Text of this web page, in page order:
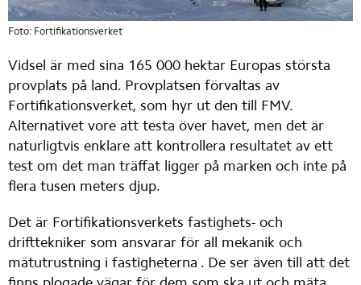
Foto: Fortifikationsverket
Vidsel är med sina 165 000 hektar Europas största
provplats på land. Provplatsen förvaltas av
Fortifikationsverket, som hyr ut den till FMV.
Alternativet vore att testa över havet, men det är
naturligtvis enklare att kontrollera resultatet av ett
test om det man träffat ligger på marken och inte på
flera tusen meters djup.
Det är Fortifikationsverkets fastighets- och
drifttekniker som ansvarar för all mekanik och
mätutrustning i fastigheterna . De ser även till att det